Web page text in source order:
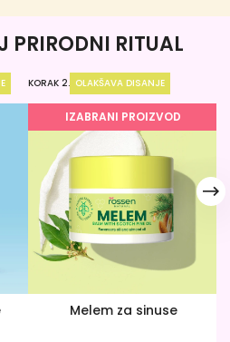
PRIRODNI RITUAL
KORAK 2. OLAKŠAVA DISANJE
IZABRANI PROIZVOD
Melem za sinuse